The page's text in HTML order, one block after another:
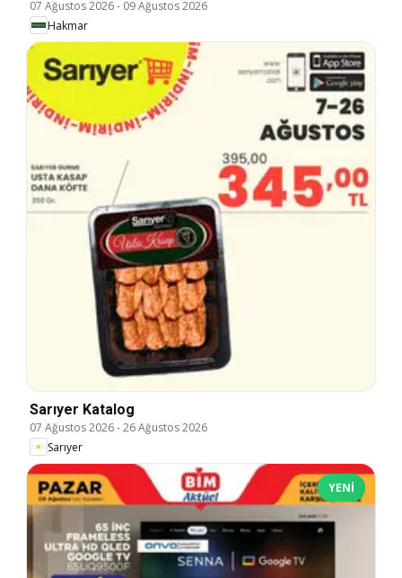
07 Ağustos 2026- 09 Ağustos 2026
Hakmar
Sarıyer Katalog
07 Ağustos 2026-26 Ağustos 2026
Sarıyer
YENI